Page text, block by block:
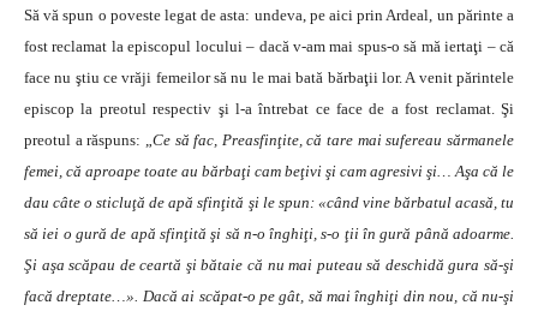
Să vă spun o poveste legat de asta: undeva, pe aici prin Ardeal, un părinte a
fost reclamat la episcopul locului – dacă v-am mai spus-o să mă iertaţi – că
face nu ştiu ce vrăji femeilor să nu le mai bată bărbaţii lor. A venit părintele
episcop la preotul respectiv şi l-a întrebat ce face de a fost reclamat. Şi
preotul a răspuns: „Ce să fac, Preasfinţite, că tare mai sufereau sărmanele
femei, că aproape toate au bărbaţi cam beţivi şi cam agresivi şi… Aşa că le
dau câte o sticluţă de apă sfinţită şi le spun: «când vine bărbatul acasă, tu
să iei o gură de apă sfinţită şi să n-o înghiţi, s-o ţii în gură până adoarme.
Şi aşa scăpau de ceartă şi bătaie că nu mai puteau să deschidă gura să-şi
facă dreptate…». Dacă ai scăpat-o pe gât, să mai înghiţi din nou, că nu-şi